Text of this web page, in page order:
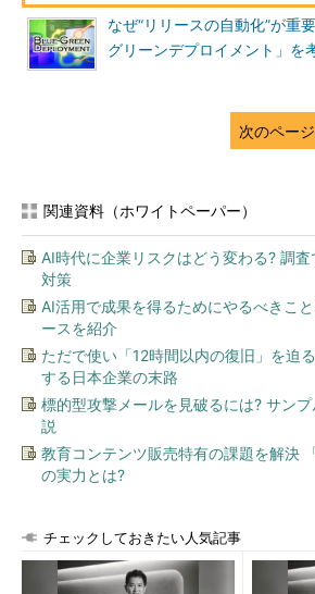
なぜ“リリースの自動化”が重
グリーンデプロイメント」を
次のペー
関連資料（ホワイトペーパー）
AI時代に企業リスクはどう変わる? 調
対策
AI活用で成果を得るためにやるべきこ
ースを紹介
ただで使い「12時間以内の復旧」を迫
する日本企業の末路
標的型攻撃メールを見破るには? サン
説
教育コンテンツ販売特有の課題を解決
の実力とは?
チェックしておきたい人気記事